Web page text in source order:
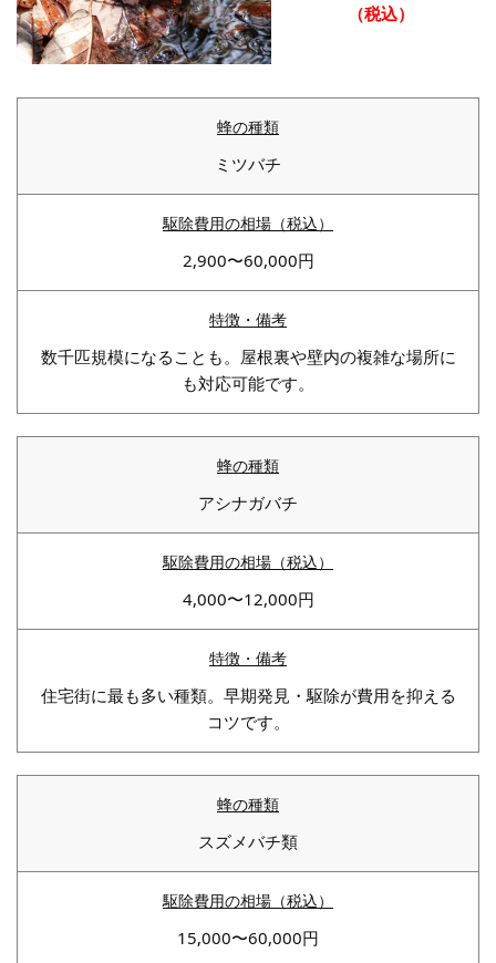
（税込）
ミツバチ
2,900〜60,000円
数千匹規模になることも。屋根裏や壁内の複雑な場所に
も対応可能です。
アシナガバチ
4,000〜12,000円
住宅街に最も多い種類。早期発見・駆除が費用を抑える
コツです。
スズメバチ類
15,000〜60,000円